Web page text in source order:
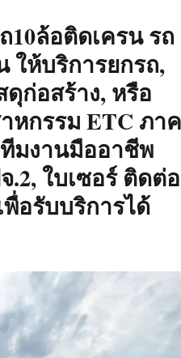
10ล้อติดเครน รถ
ให้บริการยกรถ,
ดุก่อสร้าง, หรือ
กรรม ETC ภาค
มงานมืออาชีพ
ใบเซอร์ ติดต่อ
อรับบริการได้